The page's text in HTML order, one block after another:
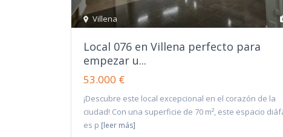
Villena
Local 076 en Villena perfecto para
empezar u...
53.000 €
¡Descubre este local excepcional en el corazón de la
ciudad! Con una superficie de 70 m², este espacio
es p [leer más]